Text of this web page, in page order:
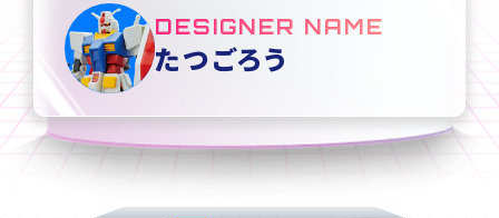
DESIGNER NAME
たつごろう